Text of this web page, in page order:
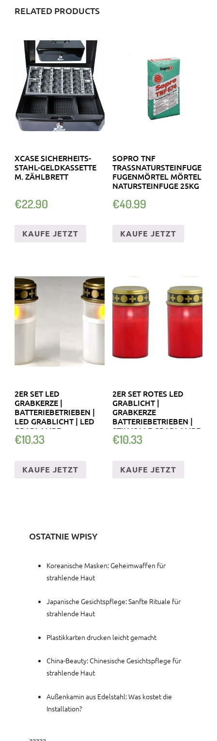
RELATED PRODUCTS
XCASE SICHERHEITS-
STAHL-GELDKASSETTE
M. ZÄHLBRETT
€22.90
KAUFE JETZT
SOPRO TNF
TRASSNATURSTEINFUGE
FUGENMÖRTEL MÖRTEL
NATURSTEINFUGE 25KG
€40.99
KAUFE JETZT
2ER SET LED
GRABKERZE |
BATTERIEBETRIEBEN |
LED GRABLICHT | LED
GRABLAMPE
€10.33
KAUFE JETZT
2ER SET ROTES LED
GRABLICHT |
GRABKERZE
BATTERIEBETRIEBEN |
STILVOLLE GRABLAMPE
€10.33
KAUFE JETZT
OSTATNIE WPISY
Koreanische Masken: Geheimwaffen für
strahlende Haut
Japanische Gesichtspflege: Sanfte Rituale für
strahlende Haut
Plastikkarten drucken leicht gemacht
China-Beauty: Chinesische Gesichtspflege für
strahlende Haut
Außenkamin aus Edelstahl: Was kostet die
Installation?